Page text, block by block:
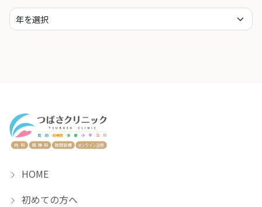
HOME
初めての方へ